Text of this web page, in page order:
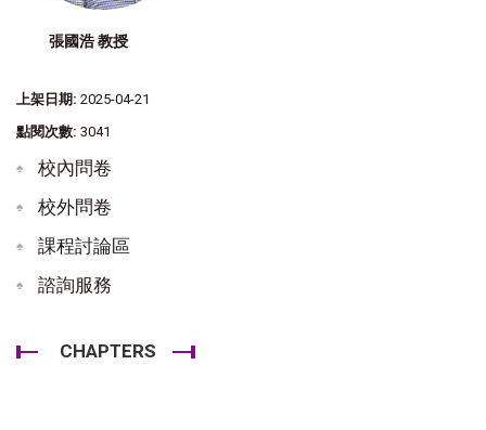
張國浩 教授
上架日期: 2025-04-21
點閱次數: 3041
校內問卷
校外問卷
課程討論區
諮詢服務
CHAPTERS